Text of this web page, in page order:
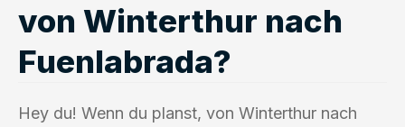
von Winterthur nach
Fuenlabrada?
Hey du! Wenn du planst, von Winterthur nach